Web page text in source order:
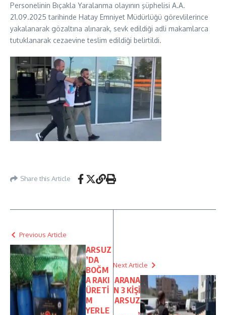
Personelinin Bıçakla Yaralanma olayının şüphelisi A.A.
21.09.2025 tarihinde Hatay Emniyet Müdürlüğü görevlilerince
yakalanarak gözaltına alınarak, sevk edildiği adli makamlarca
tutuklanarak cezaevine teslim edildiği belirtildi.
Share this Article
Previous Article
ARSUZ
’DA
BOĞM
A RAKI
ÜRETİ
M
YERLE
Next Article
ARANA
N 3 KİŞİ
ARSUZ
,